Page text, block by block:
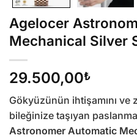
Agelocer
Mechanical Silver
29.500,00₺
Gökyüzünün ihtişamını ve
bileğinize taşıyan
Astronomer Automatic